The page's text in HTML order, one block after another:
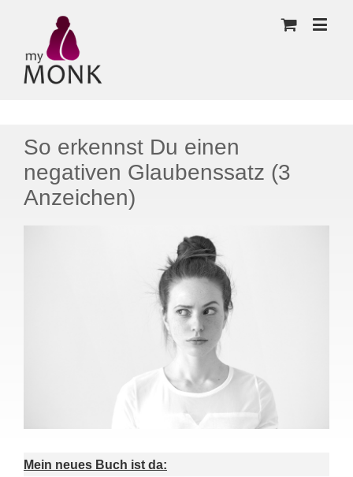
So erkennst Du einen
negativen Glaubenssatz (3
Anzeichen)
Mein neues Buch ist da: